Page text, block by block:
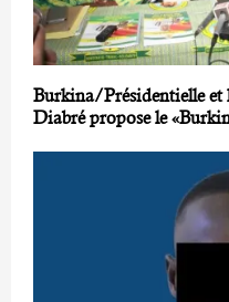
Burkina/Présidentielle et
Diabré propose le